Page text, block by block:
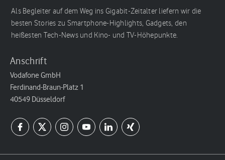
Als Begleiter auf dem Weg ins Gigabit-Zeitalter liefern wir die
besten Stories zu Smartphone-Highlights, Gadgets, den
heißesten Tech-News und Kino- und TV-Höhepunkte.
Anschrift
Vodafone GmbH
Ferdinand-Braun-Platz 1
40549 Düsseldorf